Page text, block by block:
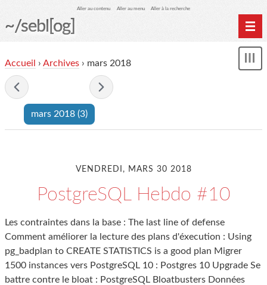
Aller au contenu Aller au menu Aller à la recherche
~/sebl[og]
Accueil › Archives › mars 2018
mars 2018 (3)
VENDREDI, MARS 30 2018
PostgreSQL Hebdo #10
Les contraintes dans la base : The last line of defense
Comment améliorer la lecture des plans d'éxecution : Using
pg_badplan to CREATE STATISTICS is a good plan Migrer
1500 instances vers PostgreSQL 10 : Postgres 10 Upgrade Se
battre contre le bloat : PostgreSQL Bloatbusters Données